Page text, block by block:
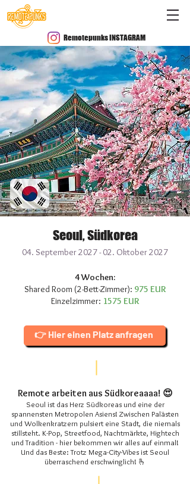
Remotepunks INSTAGRAM
Seoul, Südkorea
04. September 2027 - 02. Oktober 2027
4 Wochen:
Shared Room (2-Bett-Zimmer): 975 EUR
Einzelzimmer: 1575 EUR
👉 Hier einen Platz anfragen
Remote arbeiten aus Südkoreaaaa! 😍
Seoul ist das Herz Südkoreas und eine der
spannensten Metropolen Asiens! Zwischen Palästen
und Wolkenkratzern pulsiert eine Stadt, die niemals
stillsteht. K-Pop, Streetfood, Nachtmärkte, Hightech
und Tradition - hier bekommen wir alles auf einmal!
Und das Beste: Trotz Mega-City-Vibes ist Seoul
überraschend erschwinglich! 🫰